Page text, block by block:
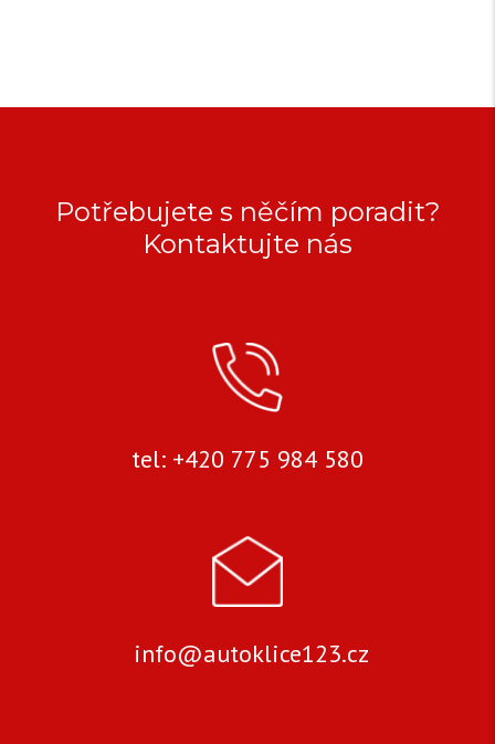
Potřebujete s něčím poradit?
Kontaktujte nás
tel: +420 775 984 580
info@autoklice123.cz